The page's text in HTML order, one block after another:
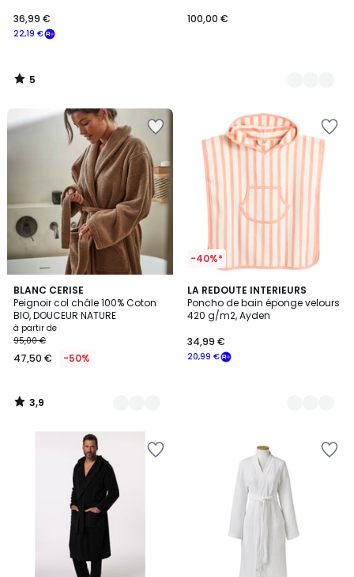
22,19 €
36,99 €
5
/
100,00 €
BLANC CERISE
Peignoir col châle 100% Coton
BIO, DOUCEUR NATURE
à partir de
95,00 €
47,50 € -50%
3,9
/ 5
7
Couleurs
3,9
/
-40%*
LA REDOUTE INTERIEURS
Poncho de bain éponge velours
420 g/m2, Ayden
20,99 €
34,99 €
2
Couleurs